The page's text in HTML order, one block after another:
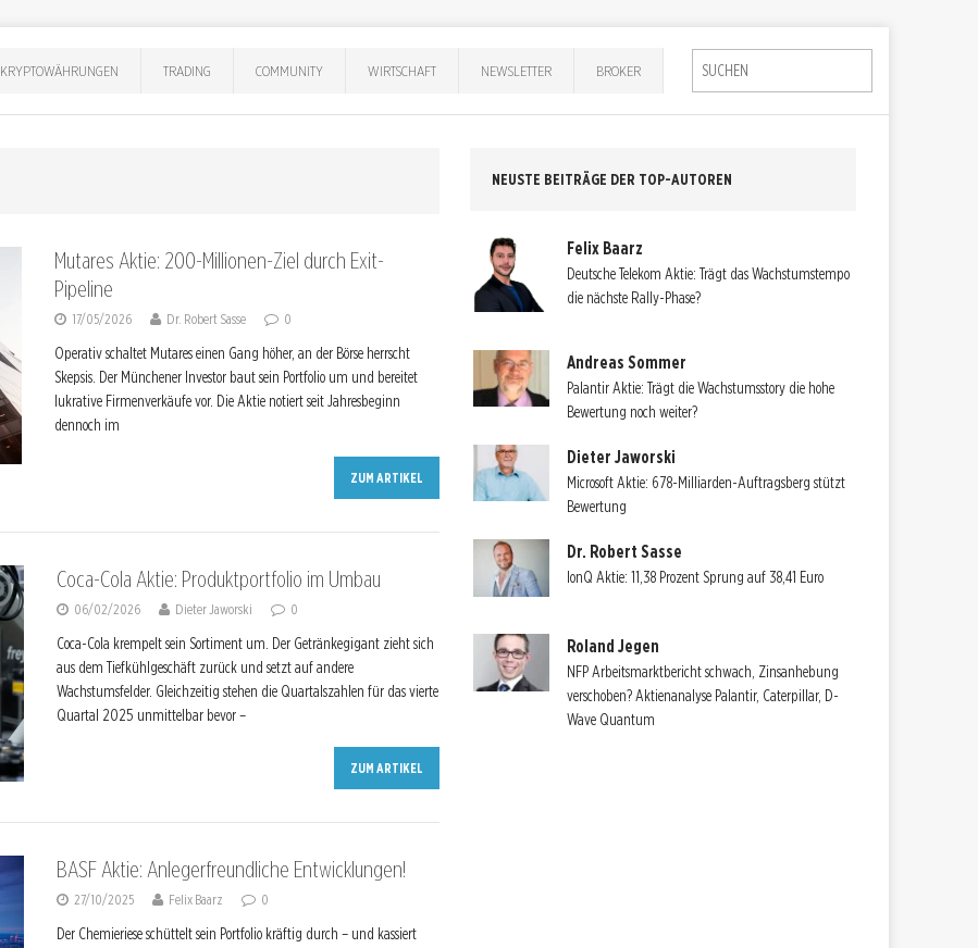
KRYPTOWÄHRUNGEN TRADING COMMUNITY WIRTSCHAFT NEWSLETTER BROKER
Mutares Aktie: 200-Millionen-Ziel durch Exit-
Pipeline
17/05/2026 Dr. Robert Sasse 0
Operativ schaltet Mutares einen Gang höher, an der Börse herrscht
Skepsis. Der Münchener Investor baut sein Portfolio um und bereitet
lukrative Firmenverkäufe vor. Die Aktie notiert seit Jahresbeginn
dennoch im
ZUM ARTIKEL
Coca-Cola Aktie: Produktportfolio im Umbau
06/02/2026 Dieter Jaworski 0
Coca-Cola krempelt sein Sortiment um. Der Getränkegigant zieht sich
aus dem Tiefkühlgeschäft zurück und setzt auf andere
Wachstumsfelder. Gleichzeitig stehen die Quartalszahlen für das vierte
Quartal 2025 unmittelbar bevor –
ZUM ARTIKEL
BASF Aktie: Anlegerfreundliche Entwicklungen!
27/10/2025 Felix Baarz 0
Der Chemieriese schüttelt sein Portfolio kräftig durch – und kassiert
NEUSTE BEITRÄGE DER TOP-AUTOREN
Felix Baarz
Deutsche Telekom Aktie: Trägt das Wachstumstempo
die nächste Rally-Phase?
Andreas Sommer
Palantir Aktie: Trägt die Wachstumsstory die hohe
Bewertung noch weiter?
Dieter Jaworski
Microsoft Aktie: 678-Milliarden-Auftragsberg stützt
Bewertung
Dr. Robert Sasse
IonQ Aktie: 11,38 Prozent Sprung auf 38,41 Euro
Roland Jegen
NFP Arbeitsmarktbericht schwach, Zinsanhebung
verschoben? Aktienanalyse Palantir, Caterpillar, D-
Wave Quantum